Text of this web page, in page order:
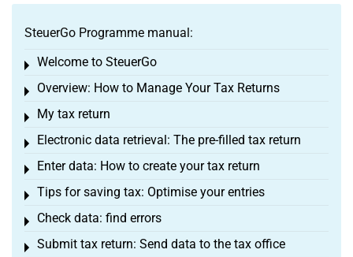
SteuerGo Programme manual:
Welcome to SteuerGo
Toggle menu
Overview: How to Manage Your Tax Returns
Toggle menu
My tax return
Toggle menu
Electronic data retrieval: The pre-filled tax return
Toggle menu
Enter data: How to create your tax return
Toggle menu
Tips for saving tax: Optimise your entries
Toggle menu
Check data: find errors
Toggle menu
Submit tax return: Send data to the tax office
Toggle menu